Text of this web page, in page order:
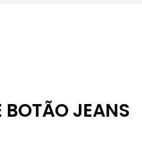
BOTÃO JEANS